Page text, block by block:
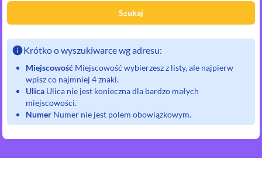
Szukaj
Krótko o wyszukiwarce wg adresu:
Miejscowość Miejscowość wybierzesz z listy, ale najpierw
wpisz co najmniej 4 znaki.
Ulica Ulica nie jest konieczna dla bardzo małych
miejscowości.
Numer Numer nie jest polem obowiązkowym.